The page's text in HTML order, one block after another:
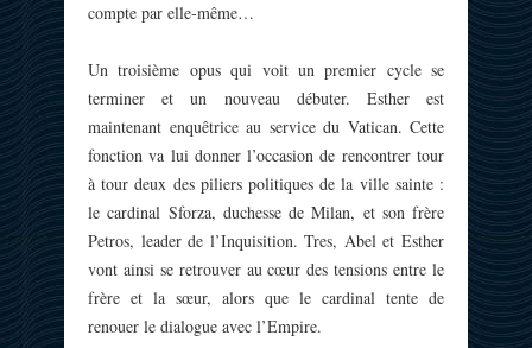
compte par elle-même…
Un troisième opus qui voit un premier cycle se
terminer et un nouveau débuter. Esther est
maintenant enquêtrice au service du Vatican. Cette
fonction va lui donner l’occasion de rencontrer tour
à tour deux des piliers politiques de la ville sainte :
le cardinal Sforza, duchesse de Milan, et son frère
Petros, leader de l’Inquisition. Tres, Abel et Esther
vont ainsi se retrouver au cœur des tensions entre le
frère et la sœur, alors que le cardinal tente de
renouer le dialogue avec l’Empire.